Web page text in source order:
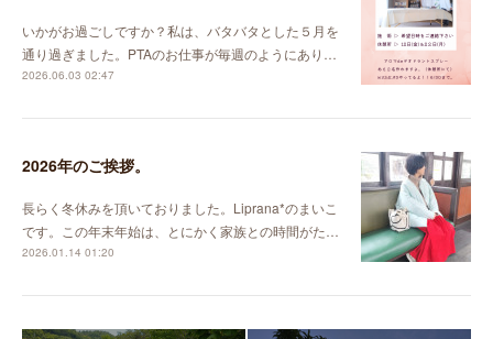
いかがお過ごしですか？私は、バタバタとした５月を
通り過ぎました。PTAのお仕事が毎週のようにあり…
2026.06.03 02:47
2026年のご挨拶。
長らく冬休みを頂いておりました。Liprana*のまいこ
です。この年末年始は、とにかく家族との時間がた…
2026.01.14 01:20